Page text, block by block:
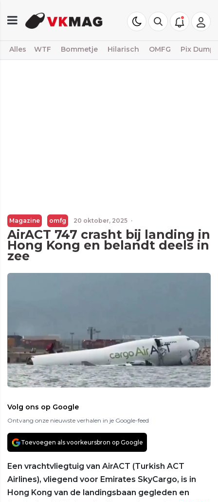
Alles WTF Bommetje Hilarisch OMFG Pix Dump
Magazine omfg 20 oktober, 2025 ·
AirACT 747 crasht bij landing in
Hong Kong en belandt deels in
zee
Volg ons op Google
Ontvang onze nieuwste verhalen in je Google-feed
Toevoegen als voorkeursbron op Google
Een vrachtvliegtuig van AirACT (Turkish ACT
Airlines), vliegend voor Emirates SkyCargo, is in
Hong Kong van de landingsbaan gegleden en